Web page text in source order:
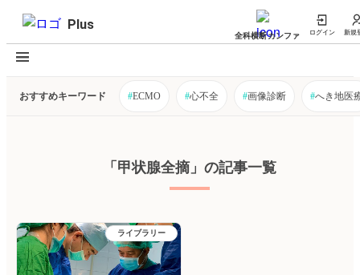
Plus
全科横断カンファ ログイン 新規
おすすめキーワード #ECMO #心不全 #画像診断 #へき地医
「甲状腺全摘」の記事一覧
ライブラリー